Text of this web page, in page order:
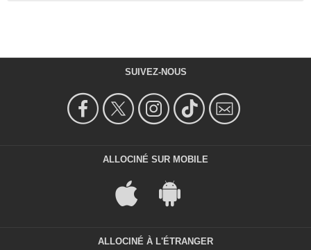
SUIVEZ-NOUS
ALLOCINÉ SUR MOBILE
ALLOCINÉ À L'ÉTRANGER